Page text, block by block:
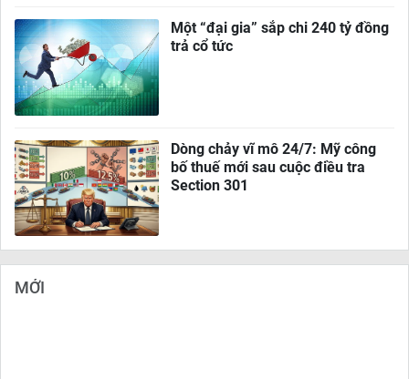
Một “đại gia” sắp chi 240 tỷ đồng
trả cổ tức
Dòng chảy vĩ mô 24/7: Mỹ công
bố thuế mới sau cuộc điều tra
Section 301
MỚI